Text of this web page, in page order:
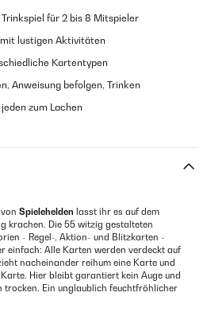
für 2 bis 8 Mitspieler
lustigen Aktivitäten
Kartentypen
Anweisung befolgen, Trinken
zum Lachen
von Spielehelden lasst ihr es auf dem
krachen. Die 55 witzig gestalteten
- Regel-, Aktion- und Blitzkarten -
einfach: Alle Karten werden verdeckt auf
nacheinander reihum eine Karte und
Hier bleibt garantiert kein Auge und
trocken. Ein unglaublich feuchtfröhlicher